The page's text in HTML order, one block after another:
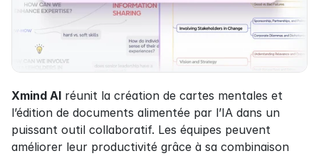
Xmind AI réunit la création de cartes mentales et
l’édition de documents alimentée par l’IA dans un
puissant outil collaboratif. Les équipes peuvent
améliorer leur productivité grâce à sa combinaison